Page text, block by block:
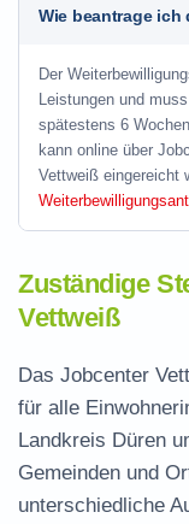
Wie beantrage ich
Der
Leistungen und
spätestens 6
kann online über
Vettweiß eingereicht
Zuständige
Vettweiß
Das Jobcenter
für alle
Landkreis Düren
Gemeinden und
unterschiedliche